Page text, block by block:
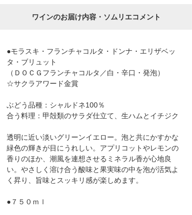
ワインのお届け内容・ソムリエコメント
●モラスキ・フランチャコルタ・ドンナ・エリザベッ
タ・ブリュット
（ＤＯＣＧフランチャコルタ／白・辛口・発泡）
☆サクラアワード金賞
ぶどう品種：シャルドネ100％
合う料理：甲殻類のサラダ仕立て、生ハムとイチジク
透明に近い淡いグリーンイエロー。泡と共にかすかな
緑色の輝きが目にうれしい。アプリコットやレモンの
香りのほか、潮風を連想させるミネラル香が心地良
い。やさしく溶け合う酸味と果実味の中を泡が活気よ
く昇り、旨味とスッキリ感が楽しめます。
●７５０ｍｌ